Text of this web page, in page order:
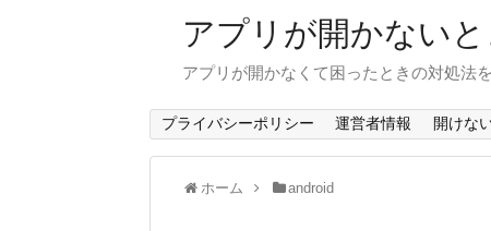
アプリが開かない
アプリが開かなくて困ったときの対処法
プライバシーポリシー 運営者情報 開けな
ホーム android